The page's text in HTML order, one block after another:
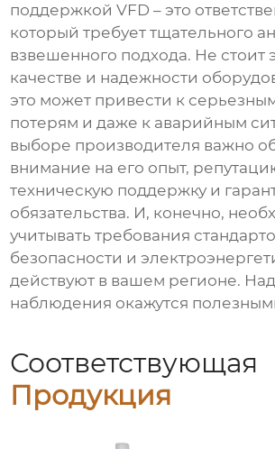
поддержкой VFD – это
который требует тщательного
взвешенного подхода. Не стоит
качестве и надежности
это может привести к
потерям и даже к аварийным
выборе производителя важно
внимание на его опыт,
техническую поддержку и
обязательства. И, конечно,
учитывать требования
безопасности и
действуют в вашем регионе.
наблюдения окажутся
Соответствующая
Продукция